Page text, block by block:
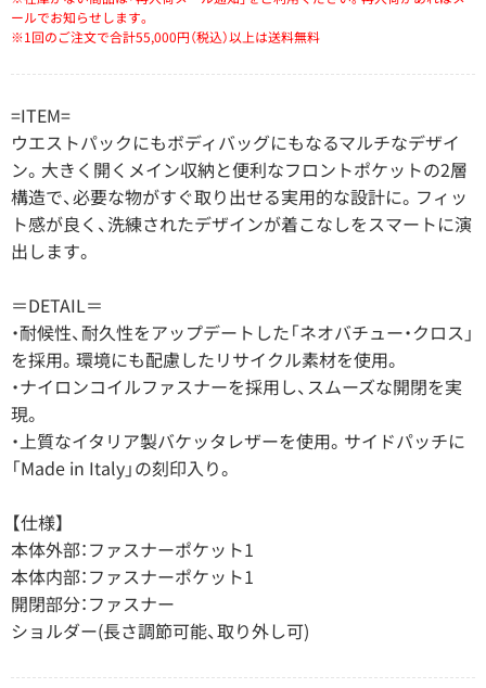
ールでお知らせします。
※1回のご注文で合計55,000円（税込）以上は送料無料
=ITEM=
ウエストパックにもボディバッグにもなるマルチなデザイ
ン。大きく開くメイン収納と便利なフロントポケットの2層
構造で、必要な物がすぐ取り出せる実用的な設計に。フィッ
ト感が良く、洗練されたデザインが着こなしをスマートに演
出します。
＝DETAIL＝
・耐候性、耐久性をアップデートした「ネオバチュー・クロス」
を採用。環境にも配慮したリサイクル素材を使用。
・ナイロンコイルファスナーを採用し、スムーズな開閉を実
現。
・上質なイタリア製バケッタレザーを使用。サイドパッチに
「Made in Italy」の刻印入り。
【仕様】
本体外部：ファスナーポケット1
本体内部：ファスナーポケット1
開閉部分：ファスナー
ショルダー(長さ調節可能、取り外し可)